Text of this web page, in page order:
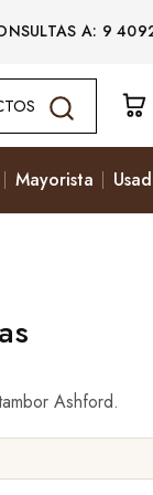
A: 9 4092
Mayorista
Ashford.